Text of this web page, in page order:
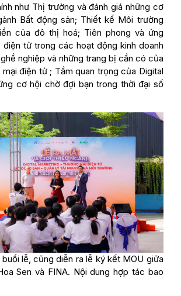
như Thị trường và đánh giá những cơ
Bất động sản; Thiết kế Môi trường
của đô thị hoá; Tiên phong và ứng
điện tử trong các hoạt động kinh doanh
nghiệp và những trang bị cần có của
mại điện tử ; Tầm quan trọng của Digital
cơ hội chờ đợi bạn trong thời đại số
buổi lễ, cũng diễn ra lễ ký kết MOU giữa
Sen và FINA. Nội dung hợp tác bao